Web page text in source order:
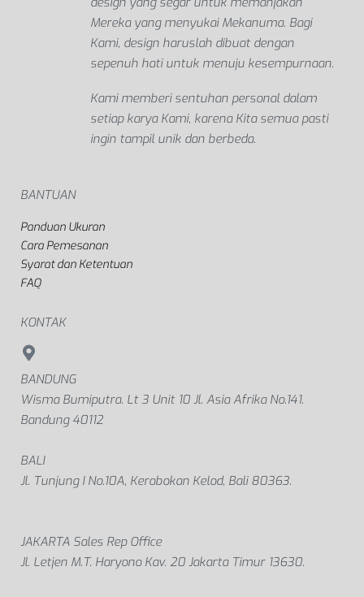
Mereka yang menyukai Mekanuma. Bagi
Kami, design haruslah dibuat dengan
sepenuh hati untuk menuju kesempurnaan.
Kami memberi sentuhan personal dalam
setiap karya Kami, karena Kita semua pasti
ingin tampil unik dan berbeda.
BANTUAN
Panduan Ukuran
Cara Pemesanan
Syarat dan Ketentuan
FAQ
KONTAK
BANDUNG
Wisma Bumiputra. Lt 3 Unit 10 Jl. Asia Afrika No.141.
Bandung 40112
BALI
Jl. Tunjung I No.10A, Kerobokan Kelod, Bali 80363.
JAKARTA Sales Rep Office
Jl. Letjen M.T. Haryono Kav. 20 Jakarta Timur 13630.